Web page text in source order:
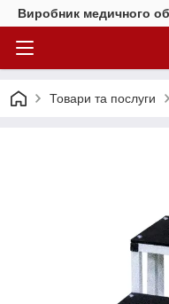
Виробник медичного
Товари та послуги